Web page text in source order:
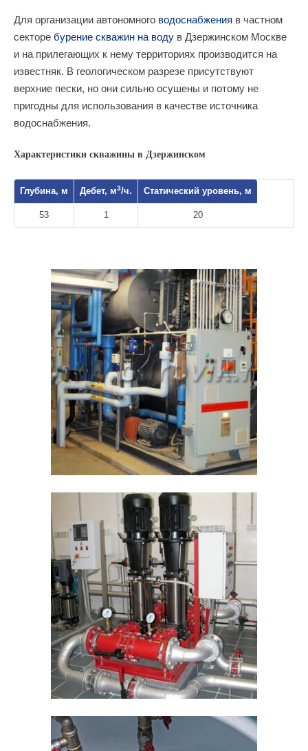
Для организации автономного водоснабжения в частном
секторе бурение скважин на воду в Дзержинском Москве
и на прилегающих к нему территориях производится на
известняк. В геологическом разрезе присутствуют
верхние пески, но они сильно осушены и потому не
пригодны для использования в качестве источника
водоснабжения.
Характеристики скважины в Дзержинском
Глубина, м Дебет, м3/ч. Статический уровень, м
53 1 20